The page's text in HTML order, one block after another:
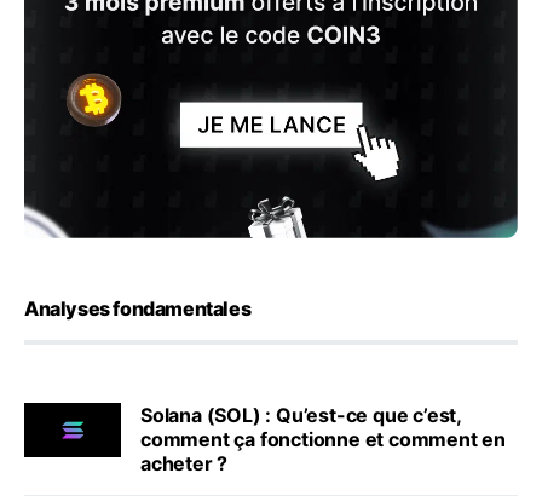
Analyses fondamentales
Solana (SOL) : Qu’est-ce que c’est,
comment ça fonctionne et comment en
acheter ?